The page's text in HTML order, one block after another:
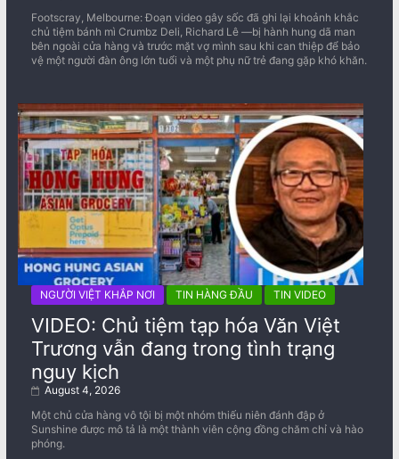
Footscray, Melbourne: Đoạn video gây sốc đã ghi lại khoảnh khắc
chủ tiệm bánh mì Crumbz Deli, Richard Lê —bị hành hung dã man
bên ngoài cửa hàng và trước mặt vợ mình sau khi can thiệp để bảo
vệ một người đàn ông lớn tuổi và một phụ nữ trẻ đang gặp khó khăn.
NGƯỜI VIỆT KHẮP NƠI TIN HÀNG ĐẦU TIN VIDEO
VIDEO: Chủ tiệm tạp hóa Văn Việt
Trương vẫn đang trong tình trạng
nguy kịch
August 4, 2026
Một chủ cửa hàng vô tội bị một nhóm thiếu niên đánh đập ở
Sunshine được mô tả là một thành viên cộng đồng chăm chỉ và hào
phóng.